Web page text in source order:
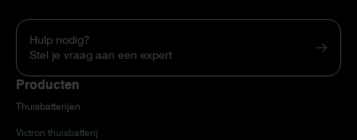
Hulp nodig?
Stel je vraag aan een expert
Producten
Thuisbatterijen
Victron thuisbatterij